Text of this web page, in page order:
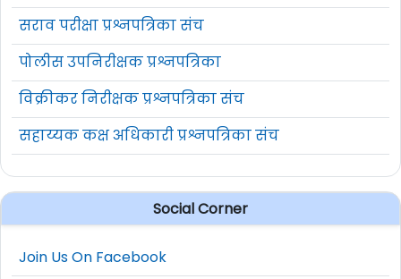
सराव परीक्षा प्रश्नपत्रिका संच
पोलीस उपनिरीक्षक प्रश्नपत्रिका
विक्रीकर निरीक्षक प्रश्नपत्रिका संच
सहाय्यक कक्ष अधिकारी प्रश्नपत्रिका संच
Social Corner
Join Us On Facebook